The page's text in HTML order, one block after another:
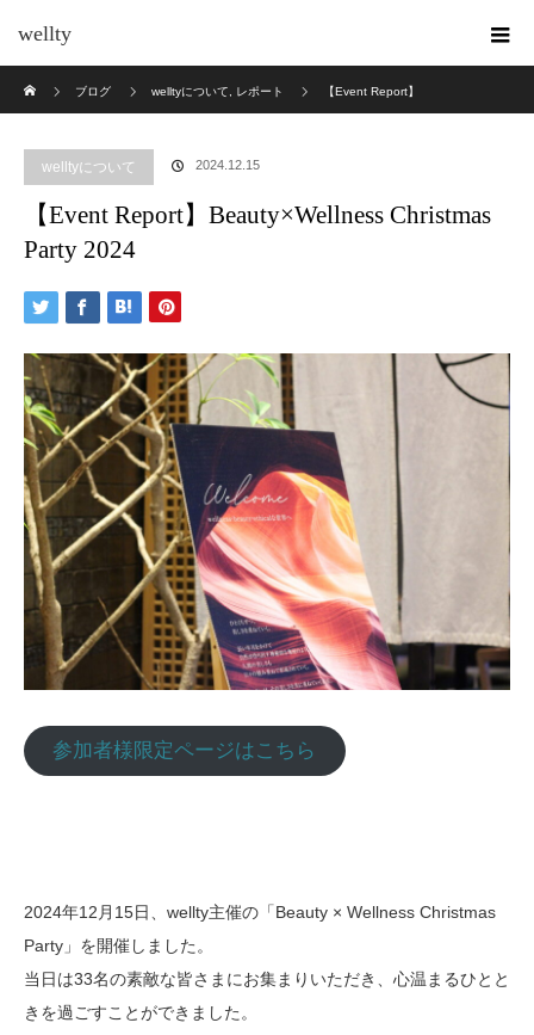
wellty
ブログ
welltyについて レポート 【Event Report】
welltyについて 2024.12.15
【Event Report】Beauty×Wellness Christmas
Party 2024
参加者様限定ページはこちら
2024年12月15日、wellty主催の「Beauty × Wellness Christmas
Party」を開催しました。
当日は33名の素敵な皆さまにお集まりいただき、心温まるひとと
きを過ごすことができました。